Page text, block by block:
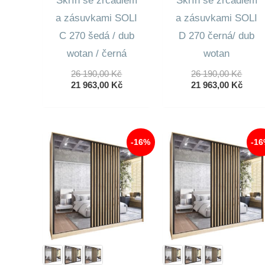
a zásuvkami SOLI
C 270 šedá / dub
wotan / černá
26 190,00KčPůvodní
Cena
21 963,00 KčAktuální
963,00 Kč.
a zásuvkami SOLI
D 270 černá/ dub
wotan
26 190,00Kč
Cena
21 963,00 Kč
-16% -